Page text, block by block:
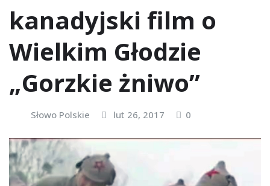
kanadyjski film o
Wielkim Głodzie
„Gorzkie żniwo”
Słowo Polskie lut 26, 2017 0